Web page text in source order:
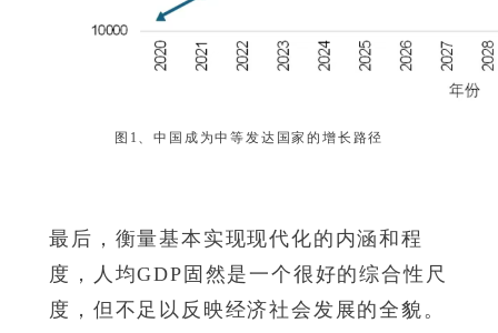
图1、中国成为中等发达国家的增长路径
最后，衡量基本实现现代化的内涵和程
度，人均GDP固然是一个很好的综合性尺
度，但不足以反映经济社会发展的全貌。